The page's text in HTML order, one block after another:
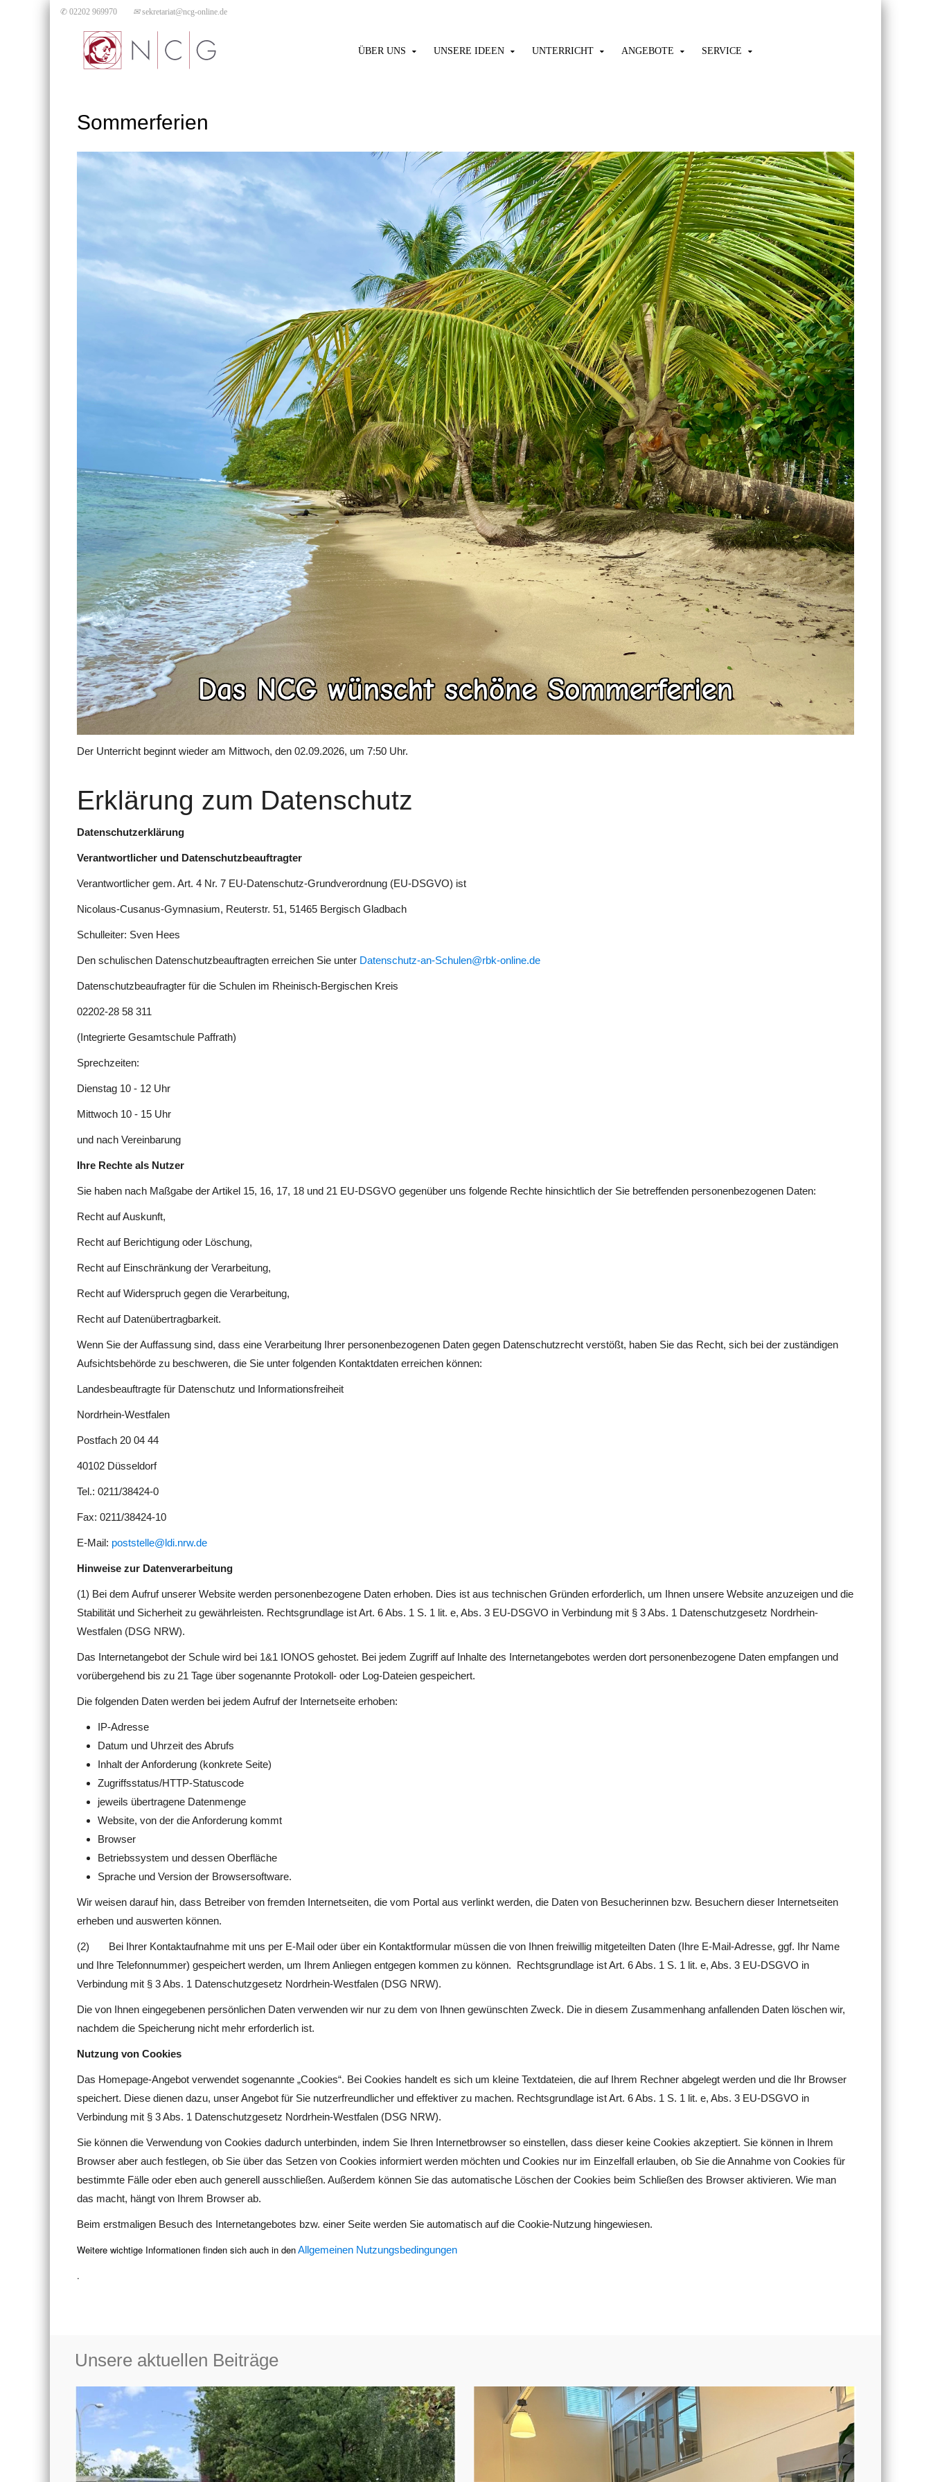
✆ 02202 969970 ✉sekretariat@ncg-online.de
ÜBER UNS UNSERE IDEEN UNTERRICHT ANGEBOTE SERVICE
Sommerferien
Der Unterricht beginnt wieder am Mittwoch, den 02.09.2026, um 7:50 Uhr.
Erklärung zum Datenschutz
Datenschutzerklärung
Verantwortlicher und Datenschutzbeauftragter
Verantwortlicher gem. Art. 4 Nr. 7 EU-Datenschutz-Grundverordnung (EU-DSGVO) ist
Nicolaus-Cusanus-Gymnasium, Reuterstr. 51, 51465 Bergisch Gladbach
Schulleiter: Sven Hees
Den schulischen Datenschutzbeauftragten erreichen Sie unter Datenschutz-an-Schulen@rbk-online.de
Datenschutzbeaufragter für die Schulen im Rheinisch-Bergischen Kreis
02202-28 58 311
(Integrierte Gesamtschule Paffrath)
Sprechzeiten:
Dienstag 10 - 12 Uhr
Mittwoch 10 - 15 Uhr
und nach Vereinbarung
Ihre Rechte als Nutzer
Sie haben nach Maßgabe der Artikel 15, 16, 17, 18 und 21 EU-DSGVO gegenüber uns folgende Rechte hinsichtlich der Sie betreffenden personenbezogenen Daten:
Recht auf Auskunft,
Recht auf Berichtigung oder Löschung,
Recht auf Einschränkung der Verarbeitung,
Recht auf Widerspruch gegen die Verarbeitung,
Recht auf Datenübertragbarkeit.
Wenn Sie der Auffassung sind, dass eine Verarbeitung Ihrer personenbezogenen Daten gegen Datenschutzrecht verstößt, haben Sie das Recht, sich bei der zuständigen
Aufsichtsbehörde zu beschweren, die Sie unter folgenden Kontaktdaten erreichen können:
Landesbeauftragte für Datenschutz und Informationsfreiheit
Nordrhein-Westfalen
Postfach 20 04 44
40102 Düsseldorf
Tel.: 0211/38424-0
Fax: 0211/38424-10
E-Mail: poststelle@ldi.nrw.de
Hinweise zur Datenverarbeitung
(1) Bei dem Aufruf unserer Website werden personenbezogene Daten erhoben. Dies ist aus technischen Gründen erforderlich, um Ihnen unsere Website anzuzeigen und die
Stabilität und Sicherheit zu gewährleisten. Rechtsgrundlage ist Art. 6 Abs. 1 S. 1 lit. e, Abs. 3 EU-DSGVO in Verbindung mit § 3 Abs. 1 Datenschutzgesetz Nordrhein-
Westfalen (DSG NRW).
Das Internetangebot der Schule wird bei 1&1 IONOS gehostet. Bei jedem Zugriff auf Inhalte des Internetangebotes werden dort personenbezogene Daten empfangen und
vorübergehend bis zu 21 Tage über sogenannte Protokoll- oder Log-Dateien gespeichert.
Die folgenden Daten werden bei jedem Aufruf der Internetseite erhoben:
IP-Adresse
Datum und Uhrzeit des Abrufs
Inhalt der Anforderung (konkrete Seite)
Zugriffsstatus/HTTP-Statuscode
jeweils übertragene Datenmenge
Website, von der die Anforderung kommt
Browser
Betriebssystem und dessen Oberfläche
Sprache und Version der Browsersoftware.
Wir weisen darauf hin, dass Betreiber von fremden Internetseiten, die vom Portal aus verlinkt werden, die Daten von Besucherinnen bzw. Besuchern dieser Internetseiten
erheben und auswerten können.
(2) Bei Ihrer Kontaktaufnahme mit uns per E-Mail oder über ein Kontaktformular müssen die von Ihnen freiwillig mitgeteilten Daten (Ihre E-Mail-Adresse, ggf. Ihr Name
und Ihre Telefonnummer) gespeichert werden, um Ihrem Anliegen entgegen kommen zu können. Rechtsgrundlage ist Art. 6 Abs. 1 S. 1 lit. e, Abs. 3 EU-DSGVO in
Verbindung mit § 3 Abs. 1 Datenschutzgesetz Nordrhein-Westfalen (DSG NRW).
Die von Ihnen eingegebenen persönlichen Daten verwenden wir nur zu dem von Ihnen gewünschten Zweck. Die in diesem Zusammenhang anfallenden Daten löschen wir,
nachdem die Speicherung nicht mehr erforderlich ist.
Nutzung von Cookies
Das Homepage-Angebot verwendet sogenannte „Cookies“. Bei Cookies handelt es sich um kleine Textdateien, die auf Ihrem Rechner abgelegt werden und die Ihr Browser
speichert. Diese dienen dazu, unser Angebot für Sie nutzerfreundlicher und effektiver zu machen. Rechtsgrundlage ist Art. 6 Abs. 1 S. 1 lit. e, Abs. 3 EU-DSGVO in
Verbindung mit § 3 Abs. 1 Datenschutzgesetz Nordrhein-Westfalen (DSG NRW).
Sie können die Verwendung von Cookies dadurch unterbinden, indem Sie Ihren Internetbrowser so einstellen, dass dieser keine Cookies akzeptiert. Sie können in Ihrem
Browser aber auch festlegen, ob Sie über das Setzen von Cookies informiert werden möchten und Cookies nur im Einzelfall erlauben, ob Sie die Annahme von Cookies für
bestimmte Fälle oder eben auch generell ausschließen. Außerdem können Sie das automatische Löschen der Cookies beim Schließen des Browser aktivieren. Wie man
das macht, hängt von Ihrem Browser ab.
Beim erstmaligen Besuch des Internetangebotes bzw. einer Seite werden Sie automatisch auf die Cookie-Nutzung hingewiesen.
Weitere wichtige Informationen finden sich auch in denAllgemeinen Nutzungsbedingungen
.
Unsere aktuellen Beiträge